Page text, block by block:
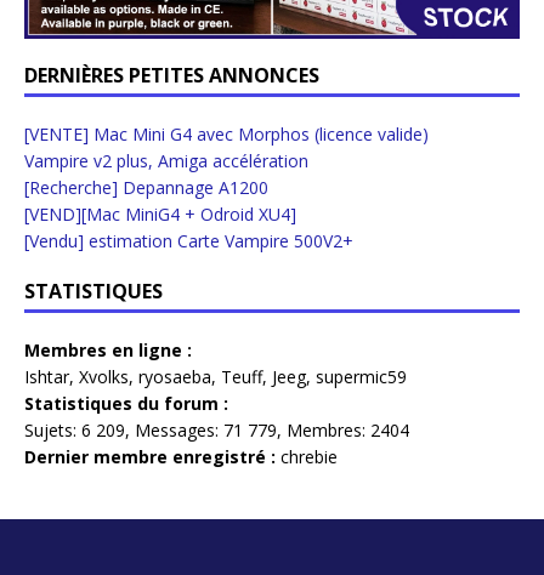
DERNIÈRES PETITES ANNONCES
[VENTE] Mac Mini G4 avec Morphos (licence valide)
Vampire v2 plus, Amiga accélération
[Recherche] Depannage A1200
[VEND][Mac MiniG4 + Odroid XU4]
[Vendu] estimation Carte Vampire 500V2+
STATISTIQUES
Membres en ligne :
Ishtar, Xvolks, ryosaeba, Teuff, Jeeg, supermic59
Statistiques du forum :
Sujets: 6 209, Messages: 71 779, Membres: 2404
Dernier membre enregistré : chrebie